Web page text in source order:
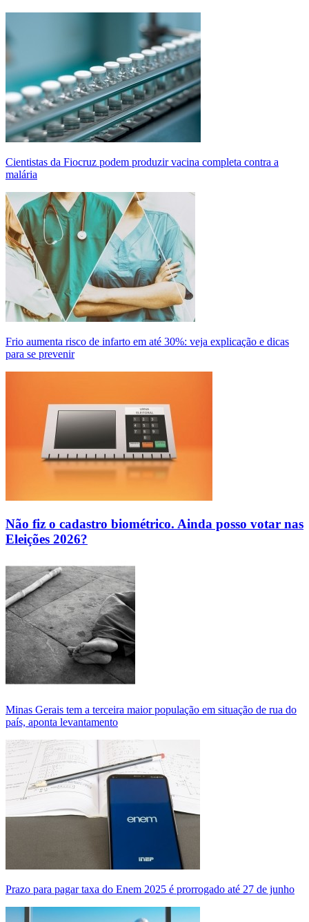
Cientistas da Fiocruz podem produzir vacina completa contra a
malária
Frio aumenta risco de infarto em até 30%: veja explicação e dicas
para se prevenir
Não fiz o cadastro biométrico. Ainda posso votar nas
Eleições 2026?
Minas Gerais tem a terceira maior população em situação de rua do
país, aponta levantamento
Prazo para pagar taxa do Enem 2025 é prorrogado até 27 de junho